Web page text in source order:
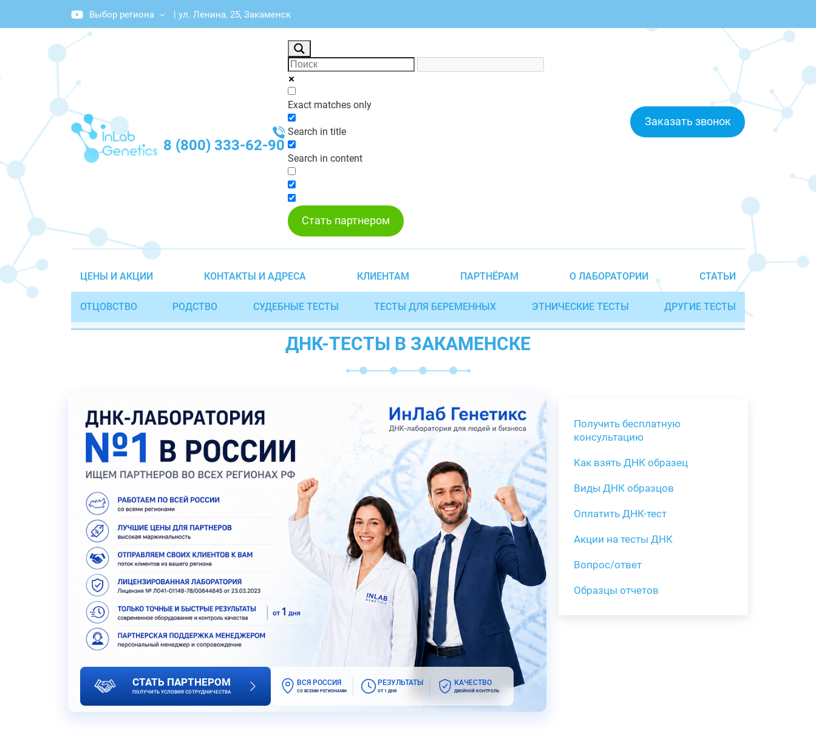
Выбор региона | ул. Ленина, 25, Закаменск
8 (800) 333-62-90
Exact matches only
Search in title
Search in content
Заказать звонок
Стать партнером
ЦЕНЫ И АКЦИИ КОНТАКТЫ И АДРЕСА КЛИЕНТАМ ПАРТНЁРАМ О ЛАБОРАТОРИИ СТАТЬИ
ОТЦОВСТВО РОДСТВО СУДЕБНЫЕ ТЕСТЫ ТЕСТЫ ДЛЯ БЕРЕМЕННЫХ ЭТНИЧЕСКИЕ ТЕСТЫ ДРУГИЕ ТЕСТЫ
ДНК-ТЕСТЫ В ЗАКАМЕНСКЕ
СТАТЬ ПАРТНЕРОМ
ПОЛУЧИТЬ УСЛОВИЯ СОТРУДНИЧЕСТВА
ВСЯ РОССИЯ
СО ВСЕМИ РЕГИОНАМИ
РЕЗУЛЬТАТЫ
ОТ 1 ДНЯ
КАЧЕСТВО
ДВОЙНОЙ КОНТРОЛЬ
Получить бесплатную
консультацию
Как взять ДНК образец
Виды ДНК образцов
Оплатить ДНК-тест
Акции на тесты ДНК
Вопрос/ответ
Образцы отчетов